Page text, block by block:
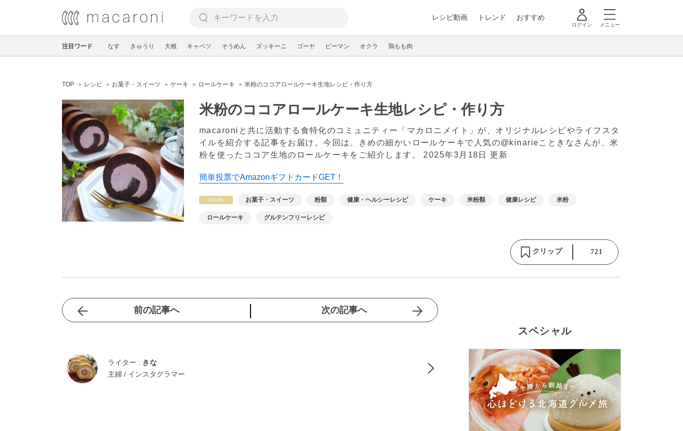
レシピ動画 トレンド おすすめ
ログイン メニュー
注目ワード なす きゅうり 大根 キャベツ そうめん ズッキーニ ゴーヤ ピーマン オクラ 鶏もも肉
TOP レシピ お菓子・スイーツ ケーキ ロールケーキ 米粉のココアロールケーキ生地レシピ・作り方
米粉のココアロールケーキ生地レシピ・作り方
macaroniと共に活動する食特化のコミュニティー「マカロニメイト」が、オリジナルレシピやライフスタ
イルを紹介する記事をお届け。今回は、きめの細かいロールケーキで人気の@kinarieこときなさんが、米
粉を使ったココア生地のロールケーキをご紹介します。 2025年3月18日 更新
簡単投票でAmazonギフトカードGET！
お菓子・スイーツ 粉類 健康・ヘルシーレシピ ケーキ 米粉類 健康レシピ 米粉
ロールケーキ グルテンフリーレシピ
クリップ 721
前の記事へ 次の記事へ
ライター : きな
主婦 / インスタグラマー
スペシャル